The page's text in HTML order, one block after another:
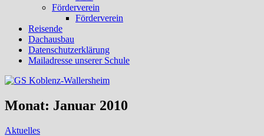
Förderverein
Förderverein
Reisende
Dachausbau
Datenschutzerklärung
Mailadresse unserer Schule
Monat: Januar 2010
Aktuelles